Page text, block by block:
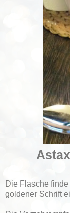
Die Flasche
goldener Schrift